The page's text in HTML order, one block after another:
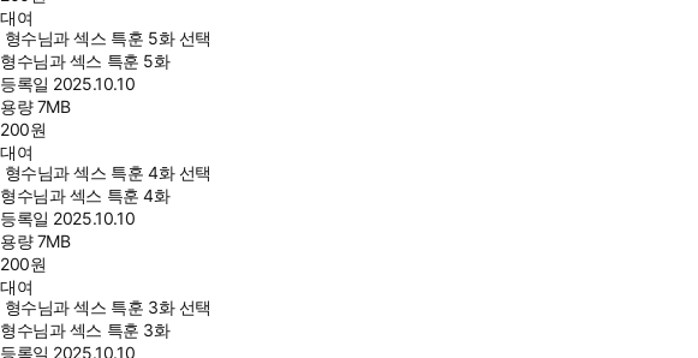
대여
형수님과 섹스 특훈 5화 선택
형수님과 섹스 특훈 5화
등록일 2025.10.10
용량7MB
200원
대여
형수님과 섹스 특훈 4화 선택
형수님과 섹스 특훈 4화
등록일 2025.10.10
용량7MB
200원
대여
형수님과 섹스 특훈 3화 선택
형수님과 섹스 특훈 3화
등록일 2025.10.10